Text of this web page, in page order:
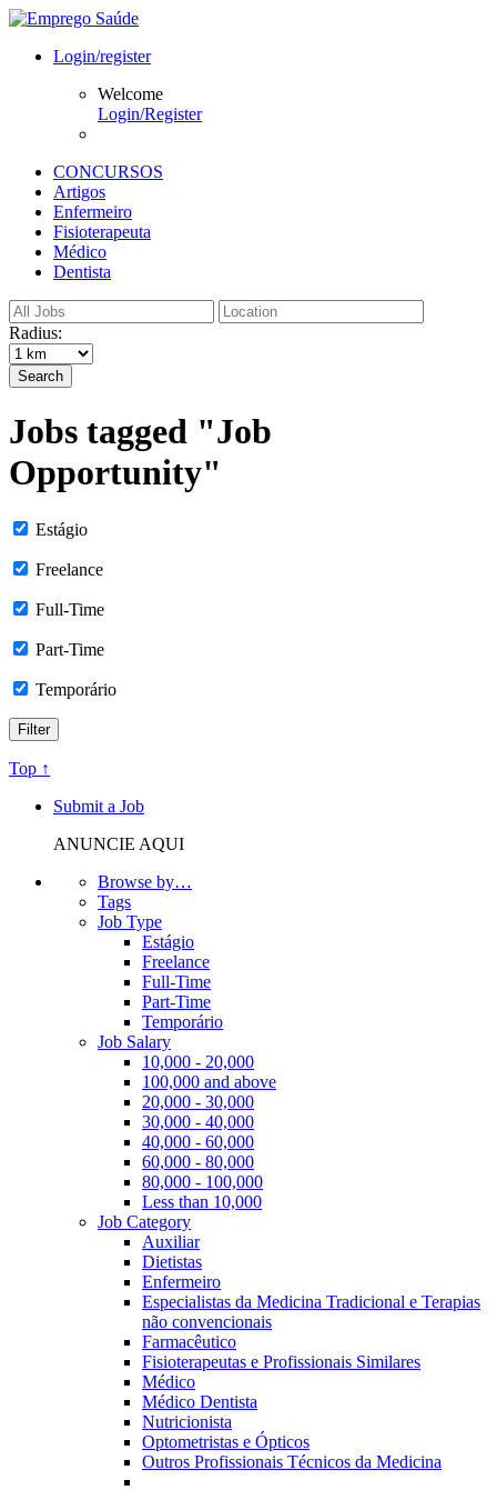
Login/register
Welcome
Login/Register
CONCURSOS
Artigos
Enfermeiro
Fisioterapeuta
Médico
Dentista
Radius:
Search
Jobs tagged "Job
Opportunity"
Estágio
Freelance
Full-Time
Part-Time
Temporário
Top ↑
Submit a Job
ANUNCIE AQUI
Browse by…
Tags
Job Type
Estágio
Freelance
Full-Time
Part-Time
Temporário
Job Salary
10,000 - 20,000
100,000 and above
20,000 - 30,000
30,000 - 40,000
40,000 - 60,000
60,000 - 80,000
80,000 - 100,000
Less than 10,000
Job Category
Auxiliar
Dietistas
Enfermeiro
Especialistas da Medicina Tradicional e Terapias
não convencionais
Farmacêutico
Fisioterapeutas e Profissionais Similares
Médico
Médico Dentista
Nutricionista
Optometristas e Ópticos
Outros Profissionais Técnicos da Medicina